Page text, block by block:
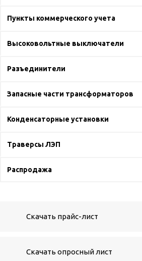
Пункты коммерческого учета
Высоковольтные выключатели
Разъединители
Запасные части трансформаторов
Конденсаторные установки
Траверсы ЛЭП
Распродажа
Скачать прайс-лист
Скачать опросный лист